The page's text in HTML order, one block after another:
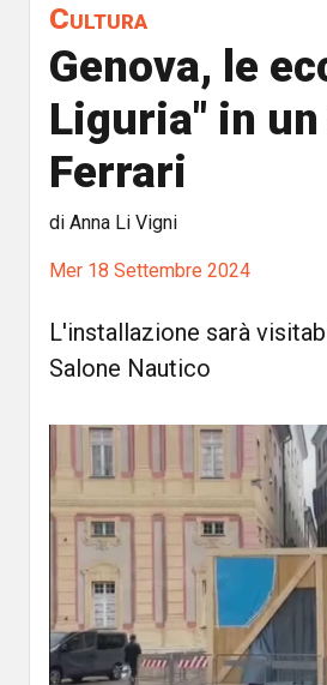
Cultura
Genova, le
Liguria" in un
Ferrari
di Anna Li Vigni
Mer 18 Settembre 2024
L'installazione sarà
Salone Nautico